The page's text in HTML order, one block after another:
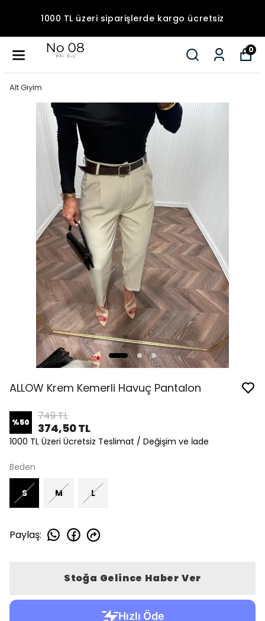
1000 TL üzeri siparişlerde kargo ücretsiz
0
Alt Giyim
ALLOW Krem Kemerli Havuç Pantalon
%50 749 TL
374,50 TL
1000 TL Üzeri Ücretsiz Teslimat / Değişim ve İade
Beden
S M L
Paylaş:
Stoğa Gelince Haber Ver